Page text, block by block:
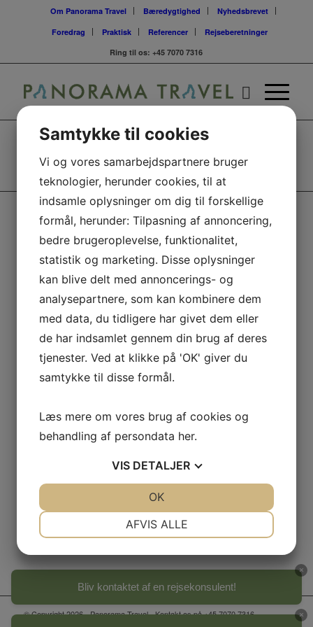
Om Panorama Travel Bæredygtighed
Nyhedsbrevet
Foredrag
Praktisk Referencer
Rejseberetninger
Ring til os:+45 7070 7316
PANORAMA TRAVEL APS
Mail: kontakt@panoramatravel.dk
Tlf.: +45 7070 7316
Lombjergevej 1, 5750 Ringe, Danmark
Sydbank 6845-0002194605
SWIFT-kode:SYBKDK22
CVR-nr.: 37413399
© Copyright 2026 - Panorama Travel - Kontakt os på +45 7070 7316 -
Bliv kontaktet af en rejsekonsulent!
×
×
Samtykke til cookies
Vi og vores samarbejdspartnere bruger
teknologier, herunder cookies, til at
indsamle oplysninger om dig til forskellige
formål, herunder: Tilpasning af annoncering,
bedre brugeroplevelse, funktionalitet,
statistik og marketing. Disse oplysninger
kan blive delt med annoncerings- og
analysepartnere, som kan kombinere dem
med data, du tidligere har givet dem eller
de har indsamlet gennem din brug af deres
tjenester. Ved at klikke på 'OK' giver du
samtykke til disse formål.
Læs mere om vores brug af cookies og
behandling af persondata her.
VIS DETALJER
MARKETING STATISTIK
AFVIS ALLE
OK